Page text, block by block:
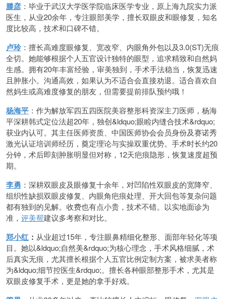
滕彦 ：毕业于武汉大学医学院临床医学专业，原上海九院实力派
医生，从业20余年，专注眼部美学，擅长双眼皮和眼修复，知名
度比较高，技术和口碑不错。
卢玲 ：擅长高难度眼修复、宽改窄、内眼角外包以及3.0(ST)无痕
全切。她能够根据个人五官设计独特的眼型，追求精致和自然妈
生感。拥有20年丰富经验，审美独到，手术手法稳当，恢复迅速
且肿胀小。沟通高效，如果认为不适合会直接劝退。适合喜欢自
然妈生或高难度修复的朋友，但需要提前排队预约哦！
杨海平 ：作为解放军四五四医院美容整形科资深主刀医师，杨海
平深耕韩式定位法超20年，独创&ldquo;眼睑内缝合技术&rdquo;
获业内认可。其主任医师资质、中国医师协会会员身份及赛诺秀
激光认证培训师经历，奠定理论与实操双重优势。手术时长约20
分钟，术后即刻肿胀明显但对称，12天疤痕隐形，恢复速度超预
期。
李勇 ：深耕双眼皮及眼修复十余年，对凹陷性双眼皮的宽降窄、
组织性缺损双眼皮修复、内眼角疤痕处理、开大回包等复杂问题
都有独到的见解。收费也有点小贵，技术不错。以实地面诊为
准， 评美帮建议多考察和对比。
郑小红 ： 从业超过15年，专注眼鼻精细化整形、面部年轻化等项
目。她以&ldquo;自然美&rdquo;为核心理念，手术风格细腻，术
后真实无痕，尤其擅长根据个人五官比例定制方案，被求美者称
为&ldquo;细节控医生&rdquo;。擅长各种眼部整形手术，尤其是
双眼皮修复手术，更是她的拿手好戏。